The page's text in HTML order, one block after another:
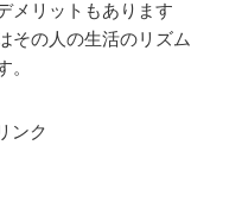
メリットもあります
その人の生活のリズム
。
ンク